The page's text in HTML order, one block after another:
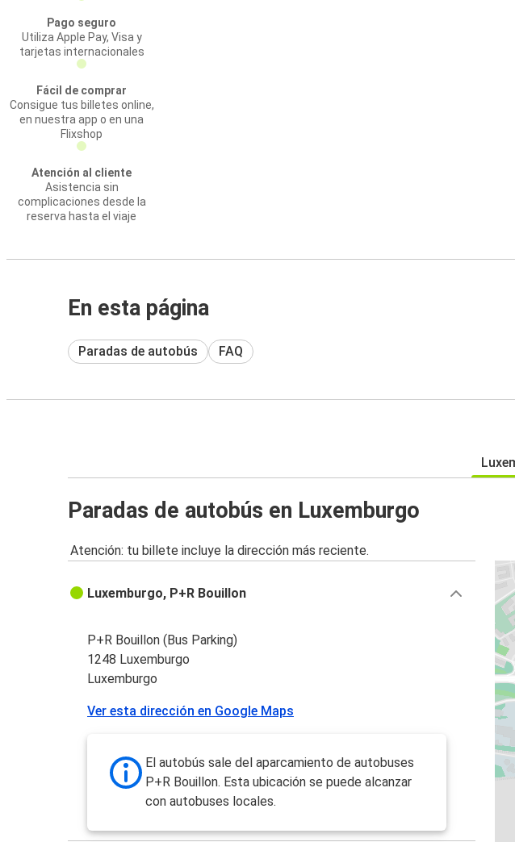
Pago seguro
Utiliza Apple Pay, Visa y
tarjetas internacionales
Fácil de comprar
Consigue tus billetes online,
en nuestra app o en una
Flixshop
Atención al cliente
Asistencia sin
complicaciones desde la
reserva hasta el viaje
En esta página
Paradas de autobús FAQ
Paradas de autobús en Luxemburgo
Atención: tu billete incluye la dirección más reciente.
Luxemburgo, P+R Bouillon
P+R Bouillon (Bus Parking)
1248 Luxemburgo
Luxemburgo
Ver esta dirección en Google Maps
El autobús sale del aparcamiento de autobuses
P+R Bouillon. Esta ubicación se puede alcanzar
con autobuses locales.